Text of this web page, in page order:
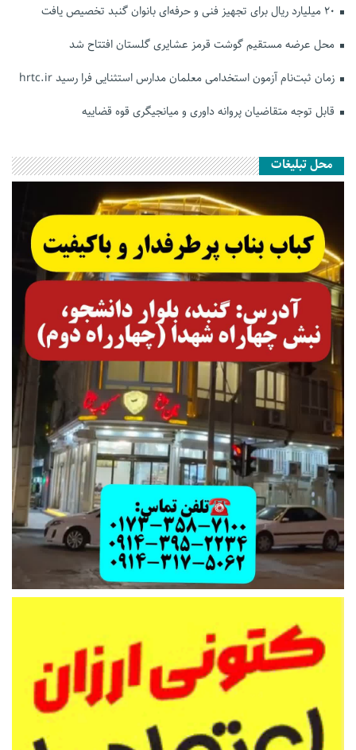
محل عرضه مستقیم گوشت قرمز عشایری گلستان افتتاح شد
زمان ثبت‌نام آزمون استخدامی معلمان مدارس استثنایی فرا رسید hrtc.ir
قابل توجه متقاضیان پروانه داوری و میانجیگری قوه قضاییه
محل تبلیغات